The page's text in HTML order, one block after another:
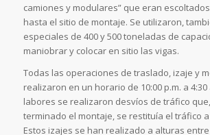
camiones y modulares” que eran
hasta el sitio de montaje. Se utilizaron,
especiales de 400 y 500 toneladas de
maniobrar y colocar en sitio las vigas.
Todas las operaciones de traslado, izaje y
realizaron en un horario de 10:00 p.m. a
labores se realizaron desvíos de tráfico
terminado el montaje, se restituía el tráfico
Estos izajes se han realizado a alturas entre